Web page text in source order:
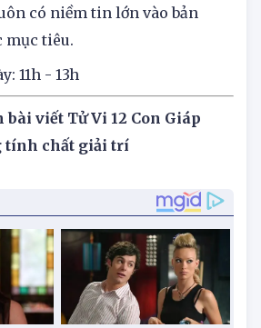
gian yên tĩnh.
có niềm tin lớn vào bản
mục tiêu.
11h - 13h
viết Tử Vi 12 Con Giáp
chất giải trí